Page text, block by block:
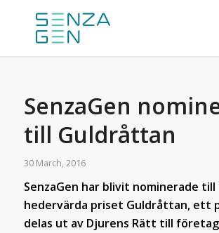
SenzaGen
till Guldråttan
30 March, 2016
SenzaGen har blivit nominerade
hedervärda priset Guldråttan, ett
delas ut av Djurens Rätt till